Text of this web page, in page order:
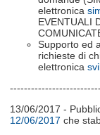
elettronica
EVENTUALI
Supporto ed
richieste di
elettronica
13/06/2017 -
12/06/2017 che